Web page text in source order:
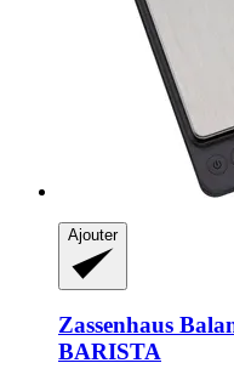
Ajouter
Zassenhaus
BARISTA